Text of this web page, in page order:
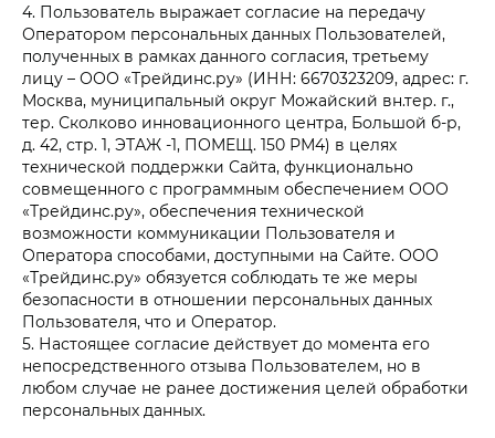
4. Пользователь выражает согласие на передачу
Оператором персональных данных Пользователей,
полученных в рамках данного согласия, третьему
лицу – ООО «Трейдинс.ру» (ИНН: 6670323209, адрес: г.
Москва, муниципальный округ Можайский вн.тер. г.,
тер. Сколково инновационного центра, Большой б-р,
д. 42, стр. 1, ЭТАЖ -1, ПОМЕЩ. 150 РМ4) в целях
технической поддержки Сайта, функционально
совмещенного с программным обеспечением ООО
«Трейдинс.ру», обеспечения технической
возможности коммуникации Пользователя и
Оператора способами, доступными на Сайте. ООО
«Трейдинс.ру» обязуется соблюдать те же меры
безопасности в отношении персональных данных
Пользователя, что и Оператор.
5. Настоящее согласие действует до момента его
непосредственного отзыва Пользователем, но в
любом случае не ранее достижения целей обработки
персональных данных.